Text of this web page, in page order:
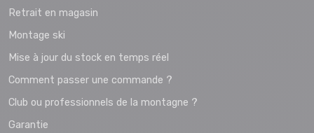
Retrait en magasin
Montage ski
Mise à jour du stock en temps réel
Comment passer une commande ?
Club ou professionnels de la montagne ?
Garantie